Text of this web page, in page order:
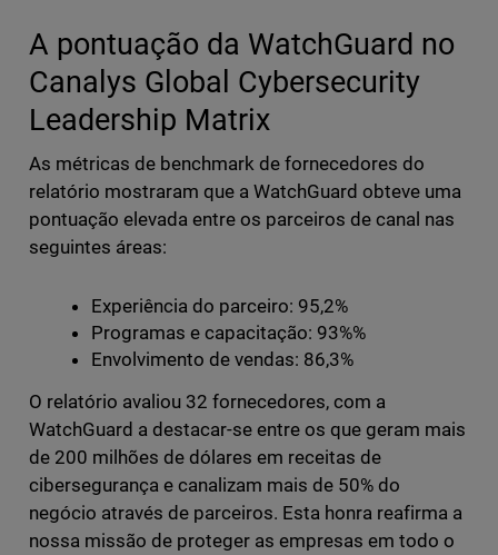
A pontuação da WatchGuard no
Canalys Global Cybersecurity
Leadership Matrix
As métricas de benchmark de fornecedores do
relatório mostraram que a WatchGuard obteve uma
pontuação elevada entre os parceiros de canal nas
seguintes áreas:
Experiência do parceiro: 95,2%
Programas e capacitação: 93%%
Envolvimento de vendas: 86,3%
O relatório avaliou 32 fornecedores, com a
WatchGuard a destacar-se entre os que geram mais
de 200 milhões de dólares em receitas de
cibersegurança e canalizam mais de 50% do
negócio através de parceiros. Esta honra reafirma a
nossa missão de proteger as empresas em todo o